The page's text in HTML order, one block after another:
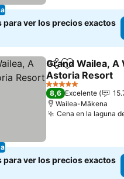
para ver los precios exactos
CompartirAgregar a
Grand Wailea, A
Astoria Resort
5 Estrellas
8,6 Excelente
Wailea-Mākena
Cena en la laguna
para ver los precios exactos